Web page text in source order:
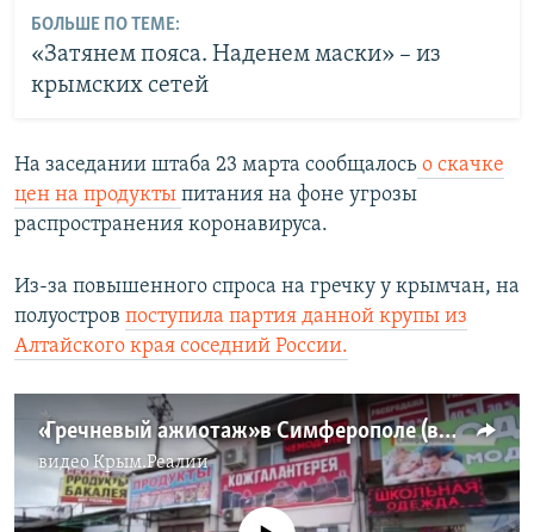
БОЛЬШЕ ПО ТЕМЕ:
«Затянем пояса. Наденем маски» – из
крымских сетей
На заседании штаба 23 марта сообщалось о скачке
цен на продукты питания на фоне угрозы
распространения коронавируса.
Из-за повышенного спроса на гречку у крымчан, на
полуостров поступила партия данной крупы из
Алтайского края соседний России.
«Гречневый ажиотаж» в Симферополе (видео)
видеоКрым.Реалии
No media source currently available